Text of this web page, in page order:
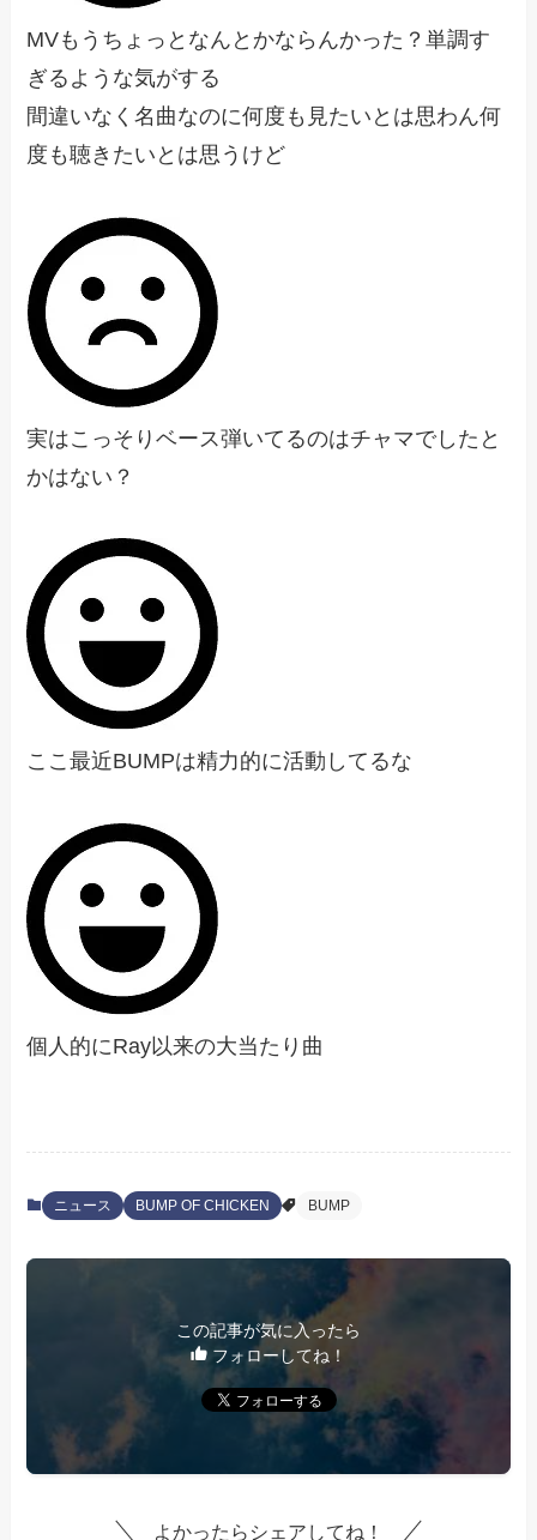
MVもうちょっとなんとかならんかった？単調す
ぎるような気がする
間違いなく名曲なのに何度も見たいとは思わん何
度も聴きたいとは思うけど
実はこっそりベース弾いてるのはチャマでしたと
かはない？
ここ最近BUMPは精力的に活動してるな
個人的にRay以来の大当たり曲
ニュース BUMP OF CHICKEN BUMP
この記事が気に入ったら
フォローしてね！
よかったらシェアしてね！